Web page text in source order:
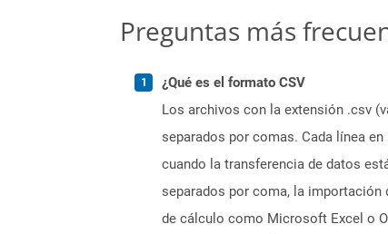
Preguntas más
¿Qué es el formato CSV
Los archivos con la extensión .csv
separados por comas. Cada línea
cuando la transferencia de datos
separados por coma, la importación
de cálculo como Microsoft Excel o